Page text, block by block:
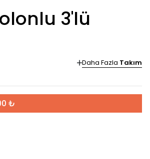
3'lü
Daha Fazla Takım
₺